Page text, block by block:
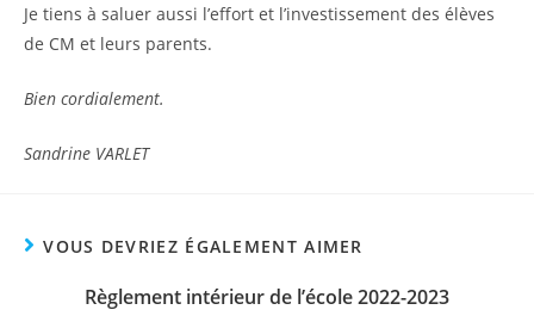
Je tiens à saluer aussi l’effort et l’investissement des élèves
de CM et leurs parents.
Bien cordialement.
Sandrine VARLET
VOUS DEVRIEZ ÉGALEMENT AIMER
Règlement intérieur de l’école 2022-2023